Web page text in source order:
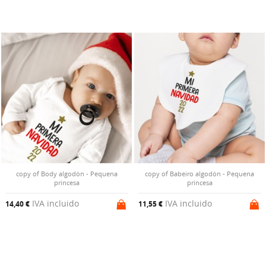
copy of Body algodón - Pequena
princesa
14,40 € IVA incluido
copy of Babeiro algodón - Pequena
princesa
11,55 € IVA incluido